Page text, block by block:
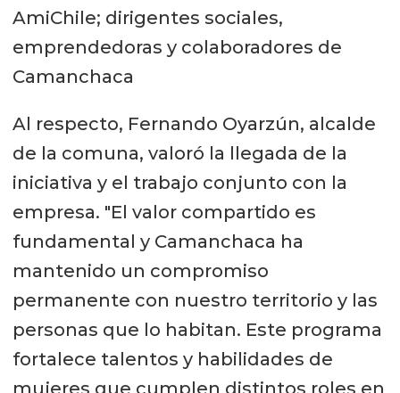
AmiChile; dirigentes sociales,
emprendedoras y colaboradores de
Camanchaca
Al respecto, Fernando Oyarzún, alcalde
de la comuna, valoró la llegada de la
iniciativa y el trabajo conjunto con la
empresa. "El valor compartido es
fundamental y Camanchaca ha
mantenido un compromiso
permanente con nuestro territorio y las
personas que lo habitan. Este programa
fortalece talentos y habilidades de
mujeres que cumplen distintos roles en